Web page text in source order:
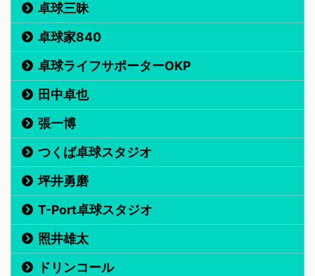
卓球三昧
卓球家840
卓球ライフサポーターOKP
田中卓也
張一博
つくば卓球スタジオ
坪井勇磨
T-Port卓球スタジオ
照井雄太
ドリンコール